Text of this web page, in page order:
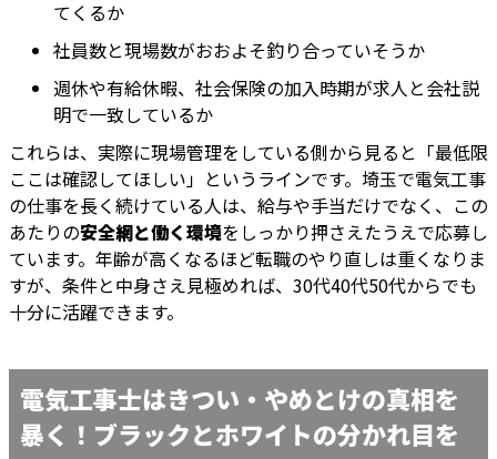
てくるか
社員数と現場数がおおよそ釣り合っていそうか
週休や有給休暇、社会保険の加入時期が求人と会社説
明で一致しているか
これらは、実際に現場管理をしている側から見ると「最低限
ここは確認してほしい」というラインです。埼玉で電気工事
の仕事を長く続けている人は、給与や手当だけでなく、この
あたりの安全網と働く環境をしっかり押さえたうえで応募し
ています。年齢が高くなるほど転職のやり直しは重くなりま
すが、条件と中身さえ見極めれば、30代40代50代からでも
十分に活躍できます。
電気工事士はきつい・やめとけの真相を
暴く！ブラックとホワイトの分かれ目を